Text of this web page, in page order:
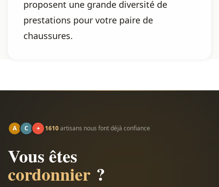
proposent une grande diversité de
prestations pour votre paire de
chaussures.
A C + 1610artisans nous font déjà confiance
Vous êtes
cordonnier ?